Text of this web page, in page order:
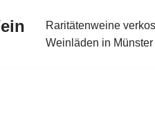
Raritätenweine
Weinläden in Münster